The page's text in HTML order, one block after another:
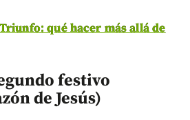
qué hacer más allá de
festivo
de Jesús)